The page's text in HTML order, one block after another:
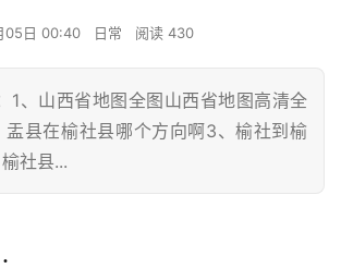
05日 00:40 日常 阅读 430
1、山西省地图全图山西省地图高清全
盂县在榆社县哪个方向啊3、榆社到榆
社县...